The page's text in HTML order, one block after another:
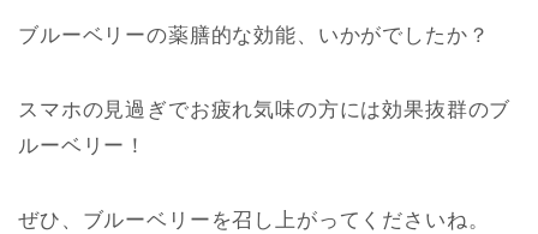
ブルーベリーの薬膳的な効能、いかがでしたか？
スマホの見過ぎでお疲れ気味の方には効果抜群のブ
ルーベリー！
ぜひ、ブルーベリーを召し上がってくださいね。